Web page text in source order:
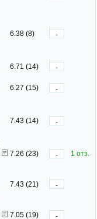
6.38 (8)
-
6.71 (14)
-
6.27 (15)
-
7.43 (14)
-
7.26 (23) -
1 отз.
7.43 (21)
-
7.05 (19) -